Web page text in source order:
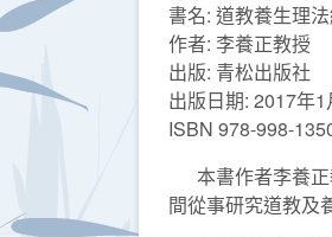
書名: 道教養生理
作者: 李養正教授
出版: 青松出版社
出版日期: 2017年1
ISBN 978-998-
本書作者李養正
間從事研究道教及